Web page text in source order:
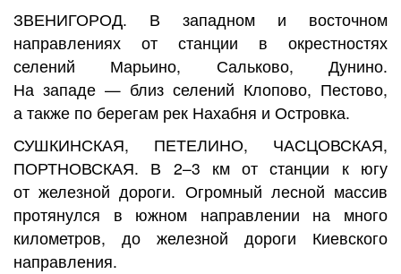
ЗВЕНИГОРОД. В западном и восточном
направлениях от станции в окрестностях
селений Марьино, Сальково, Дунино.
На западе — близ селений Клопово, Пестово,
а также по берегам рек Нахабня и Островка.
СУШКИНСКАЯ, ПЕТЕЛИНО, ЧАСЦОВСКАЯ,
ПОРТНОВСКАЯ. В 2–3 км от станции к югу
от железной дороги. Огромный лесной массив
протянулся в южном направлении на много
километров, до железной дороги Киевского
направления.